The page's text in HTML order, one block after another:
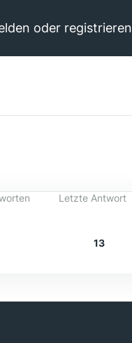
oder registrieren
Letzte Antwort
13